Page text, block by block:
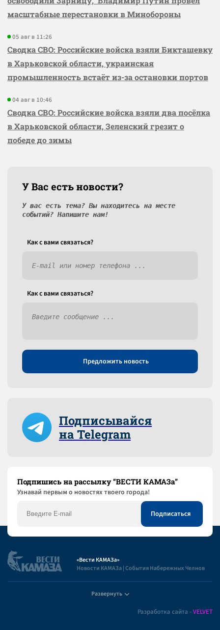
масштабные перестановки в Минобороны
05 авг в 11:26
Сводка СВО: Российские войска взяли Бикташевку
в Харьковской области, украинская
промышленность встаёт из-за остановки портов
04 авг в 10:46
Сводка СВО: Российские войска взяли два посёлка
в Харьковской области, Зеленский грезит о
победе до зимы
У Вас есть новости?
У вас есть тема? Вы находитесь на месте
событий? Напишите нам!
Как c вами связаться?
Как c вами связаться?
Предложить новость
Подписывайся
на Telegram
Подпишись на рассылку “ВЕСТИ КАМАЗа”
Узнaвай первым о новостях твоего города!
«Вести КАМАЗа»
Новости КАМАЗа | События Набережных Челнов
Развернуть
Разработка сайта -VELVET